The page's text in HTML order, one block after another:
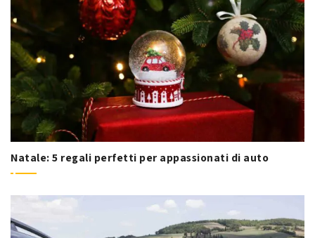
Natale: 5 regali perfetti per appassionati di auto